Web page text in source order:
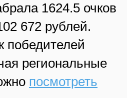
1624.5 очков
672 рублей.
победителей
региональные
посмотреть